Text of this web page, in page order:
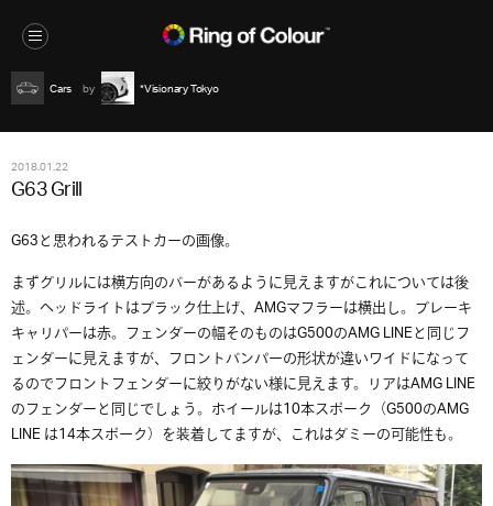
Cars *Visionary Tokyo
2018.01.22
G63 Grill
G63と思われるテストカーの画像。
まずグリルには横方向のバーがあるように見えますがこれについては後
述。ヘッドライトはブラック仕上げ、AMGマフラーは横出し。ブレーキ
キャリパーは赤。フェンダーの幅そのものはG500のAMG LINEと同じフ
ェンダーに見えますが、フロントバンパーの形状が違いワイドになって
るのでフロントフェンダーに絞りがない様に見えます。リアはAMG LINE
のフェンダーと同じでしょう。ホイールは10本スポーク（G500のAMG
LINE は14本スポーク）を装着してますが、これはダミーの可能性も。